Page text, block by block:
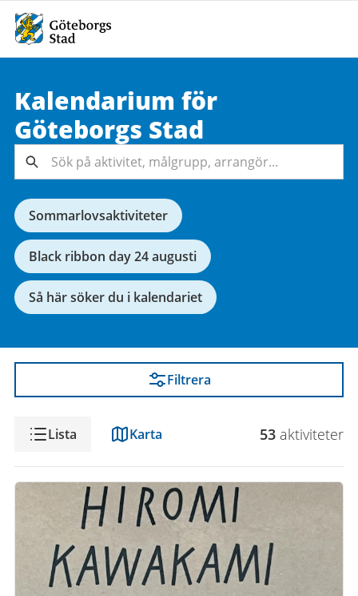
Kalendarium för
Göteborgs Stad
Sök på
aktivitet,
målgrupp,
arrangör...
Sök
Sommarlovsaktiviteter
Black ribbon day 24 augusti
Så här söker du i kalendariet
Filtrera
VisningLista Karta 53 aktiviteter